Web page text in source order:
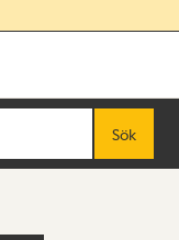
Sök